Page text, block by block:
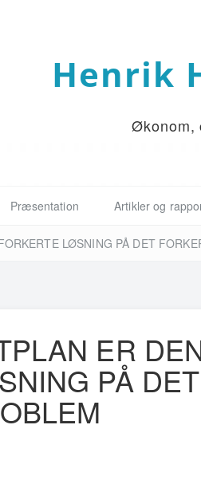
Henrik
Økonom,
Præsentation Artikler og
LØSNING PÅ DET
ER
PÅ DET